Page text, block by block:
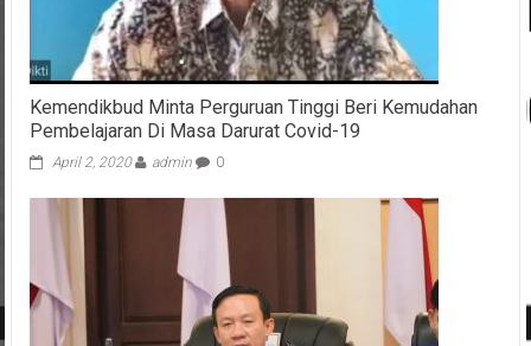
Kemendikbud Minta Perguruan Tinggi Beri Kemudahan
Pembelajaran Di Masa Darurat Covid-19
April 2, 2020 admin 0